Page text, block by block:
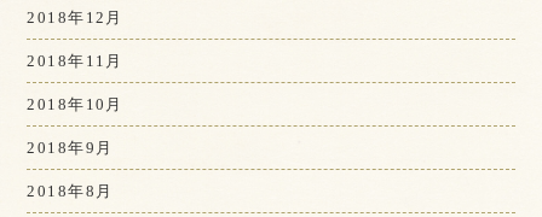
2018年12月
2018年11月
2018年10月
2018年9月
2018年8月